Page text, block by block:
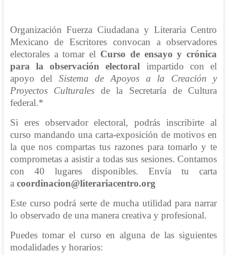
Organización Fuerza Ciudadana y Literaria Centro
Mexicano de Escritores convocan a observadores
electorales a tomar el Curso de ensayo y crónica
para la observación electoral impartido con el
apoyo del Sistema de Apoyos a la Creación y
Proyectos Culturales de la Secretaría de Cultura
federal.*
Si eres observador electoral, podrás inscribirte al
curso mandando una carta-exposición de motivos en
la que nos compartas tus razones para tomarlo y te
comprometas a asistir a todas sus sesiones. Contamos
con 40 lugares disponibles. Envía tu carta
a coordinacion@literariacentro.org
Este curso podrá serte de mucha utilidad para narrar
lo observado de una manera creativa y profesional.
Puedes tomar el curso en alguna de las siguientes
modalidades y horarios: